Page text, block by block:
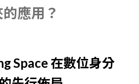
應用？
Space 在數位身分